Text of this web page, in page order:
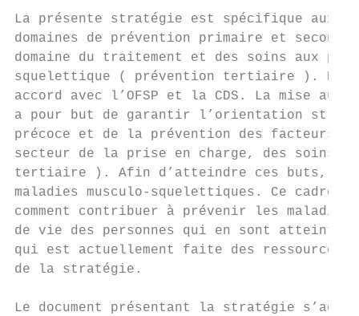
La présente stratégie est spécifique aux
domaines de prévention primaire et
domaine du traitement et des soins aux
squelettique ( prévention tertiaire ). Elle
accord avec l’OFSP et la CDS. La mise au
a pour but de garantir l’orientation
précoce et de la prévention des facteurs
secteur de la prise en charge, des soins
tertiaire ). Afin d’atteindre ces buts, un
maladies musculo-squelettiques. Ce
comment contribuer à prévenir les
de vie des personnes qui en sont
qui est actuellement faite des ressources.
de la stratégie.
Le document présentant la stratégie